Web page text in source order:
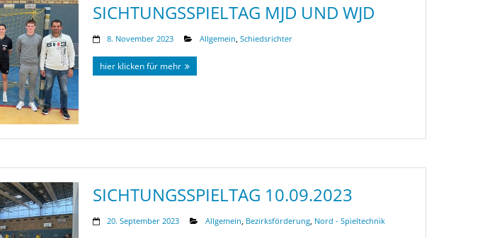
SICHTUNGSSPIELTAG MJD UND WJD
8. November 2023 Allgemein,Schiedsrichter
hier klicken für mehr
SICHTUNGSSPIELTAG 10.09.2023
20. September 2023 Allgemein Bezirksförderung Nord - Spieltechnik